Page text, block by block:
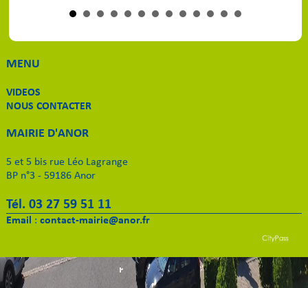
MENU
VIDEOS
NOUS CONTACTER
MAIRIE D'ANOR
5 et 5 bis rue Léo Lagrange
BP n°3 - 59186 Anor
Tél. 03 27 59 51 11
Email : contact-mairie@anor.fr